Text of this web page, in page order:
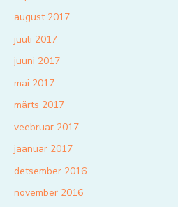
august 2017
juuli 2017
juuni 2017
mai 2017
märts 2017
veebruar 2017
jaanuar 2017
detsember 2016
november 2016